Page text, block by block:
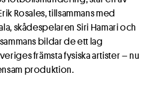
Rosales, tillsammans med
skådespelaren Siri Hamari och
bildar de ett lag
främsta fysiska artister – nu
produktion.